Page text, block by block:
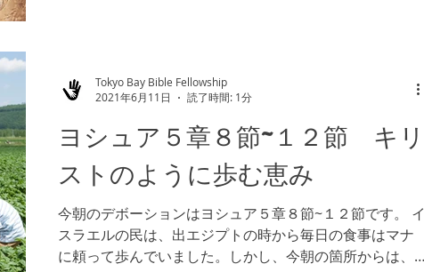
ヨシュア５章８節~１２節 キリ
ストのように歩む恵み
今朝のデボーションはヨシュア５章８節~１２節です。 イ
スラエルの民は、出エジプトの時から毎日の食事はマナ
に頼って歩んでいました。しかし、今朝の箇所からは、
Tokyo Bay Bible Fellowship
2021年6月11日
読了時間: 1分